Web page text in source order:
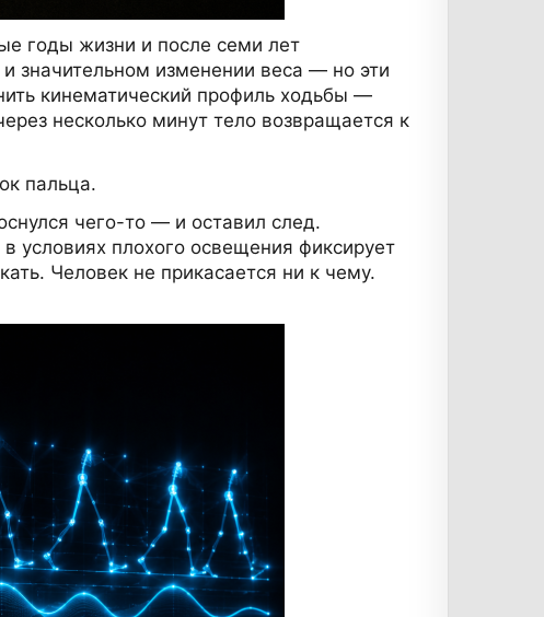
годы жизни и после семи лет
значительном изменении веса — но эти
кинематический профиль ходьбы —
несколько минут тело возвращается к
пальца.
чего-то — и оставил след.
условиях плохого освещения фиксирует
Человек не прикасается ни к чему.